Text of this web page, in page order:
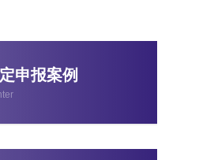
申报案例
能工厂项目申报